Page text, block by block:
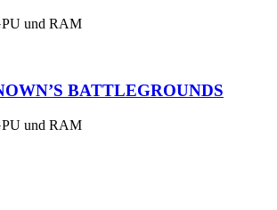
und RAM
BATTLEGROUNDS
und RAM